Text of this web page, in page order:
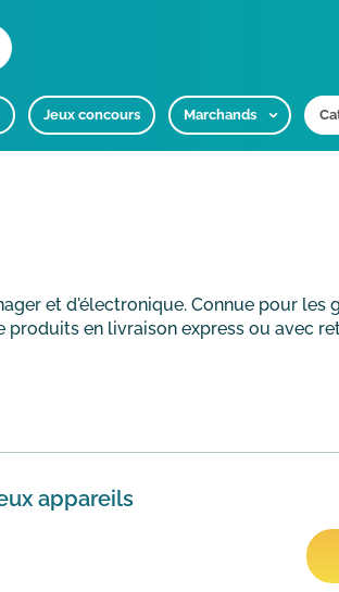
Jeux concours Marchands
et d'électronique. Connue pour les
en livraison express ou avec
appareils